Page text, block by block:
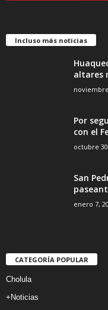
Incluso más noticias
altares
Por
con el
octubre
San
enero 7,
CATEGORÍA POPULAR
Cholula
+Noticias